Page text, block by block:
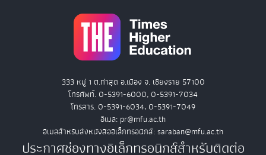
333 หมู่ 1 ต.ท่าสุด อ.เมือง จ. เชียงราย 57100
โทรศัพท์. 0-5391-6000, 0-5391-7034
โทรสาร. 0-5391-6034, 0-5391-7049
อีเมล: pr@mfu.ac.th
อีเมลสำหรับส่งหนังสืออิเล็กทรอนิกส์: saraban@mfu.ac.th
ประกาศช่องทางอิเล็กทรอนิกส์สำหรับติดต่อ